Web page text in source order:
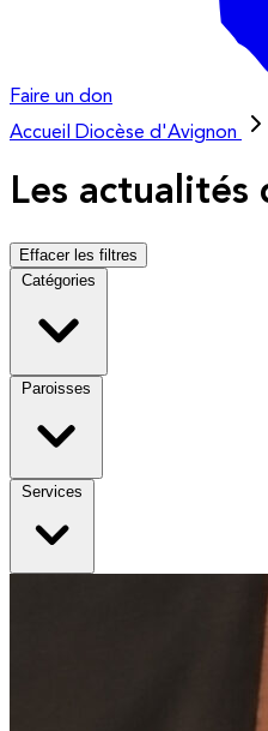
Faire un don
Accueil
Diocèse d'Avignon
Les actualités
Effacer les filtres
Catégories
Paroisses
Services